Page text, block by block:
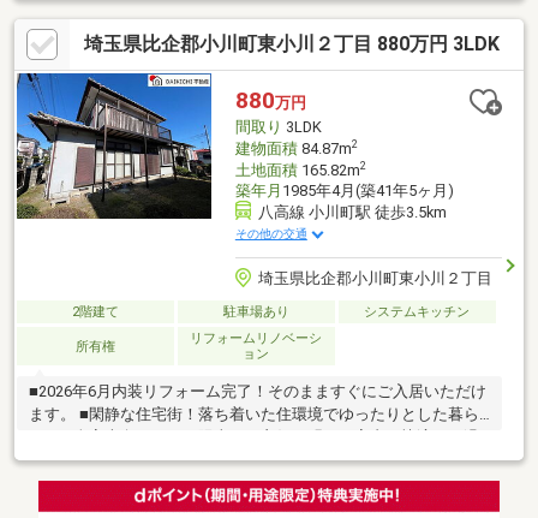
埼玉県比企郡小川町東小川２丁目 880万円 3LDK
880万円
間取り 3LDK
建物面積84.87m2
土地面積165.82m2
築年月 1985年4月(築41年5ヶ月)
八高線 小川町駅 徒歩3.5km
その他の交通
埼玉県比企郡小川町東小川２丁目
2階建て 駐車場あり システムキッチン
所有権
リフォームリノベーシ
ョン
■2026年6月内装リフォーム完了！そのまますぐにご入居いただけ
ます。 ■閑静な住宅街！落ち着いた住環境でゆったりとした暮ら
ごしいただけます